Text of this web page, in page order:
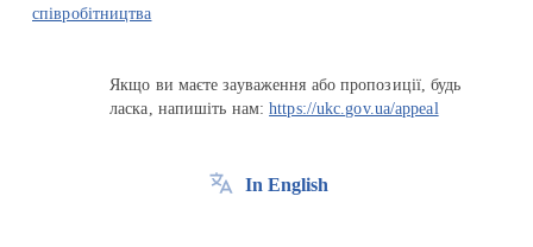
співробітництва
Якщо ви маєте зауваження або пропозиції, будь
ласка, напишіть нам:https://ukc.gov.ua/appeal
In English